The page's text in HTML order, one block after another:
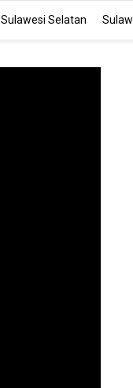
Sulawesi Selatan